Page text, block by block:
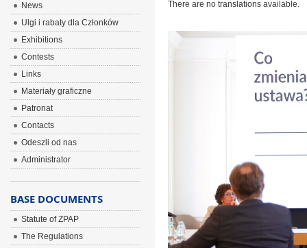
There are no translations available.
News
Ulgi i rabaty dla Członków
Exhibitions
Contests
Links
Materiały graficzne
Patronat
Contacts
Odeszli od nas
Administrator
BASE DOCUMENTS
Statute of ZPAP
The Regulations